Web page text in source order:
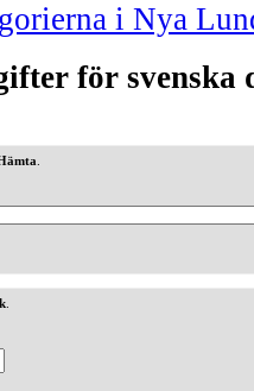
i Nya
för svenska